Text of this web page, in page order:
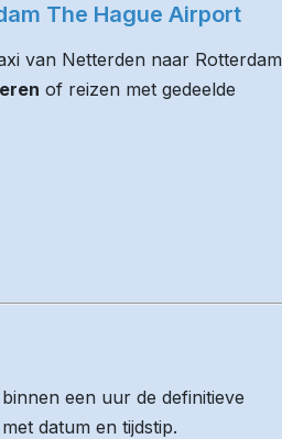
The Hague Airport
van Netterden naar Rotterdam
of reizen met gedeelde
een uur de definitieve
datum en tijdstip.